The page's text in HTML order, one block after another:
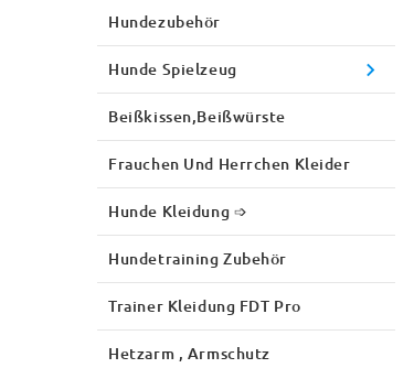
Hundezubehör
Hunde Spielzeug
Beißkissen,Beißwürste
Frauchen Und Herrchen Kleider
Hunde Kleidung ➩
Hundetraining Zubehör
Trainer Kleidung FDT Pro
Hetzarm , Armschutz